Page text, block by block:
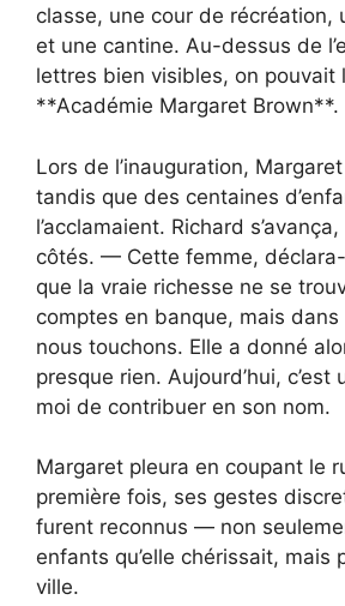
classe, une cour de récréation,
et une cantine. Au-dessus de
lettres bien visibles, on pouvait
**Académie Margaret Brown**.
Lors de l’inauguration,
tandis que des centaines
l’acclamaient. Richard
côtés. — Cette femme, déclara-
que la vraie richesse ne se
comptes en banque, mais dans
nous touchons. Elle a donné
presque rien. Aujourd’hui, c’est
moi de contribuer en son nom.
Margaret pleura en coupant le
première fois, ses gestes
furent reconnus — non
enfants qu’elle chérissait, mais
ville.